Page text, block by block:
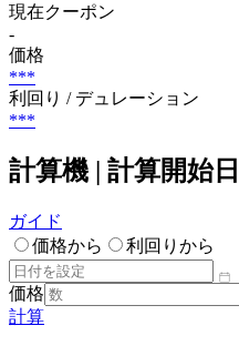
現在クーポン
-
価格
***
利回り / デュレーション
***
計算機 | 計算開始日
ガイド
価格から
利回りから
価格
計算